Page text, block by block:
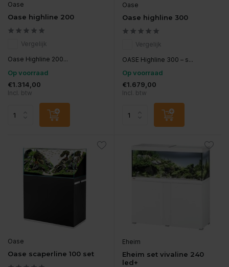
Oase
Oase highline 200
Vergelijk
Oase Highline 200...
Op voorraad
€1.314,00
Incl. btw
Oase
Oase highline 300
Vergelijk
OASE Highline 300 – s...
Op voorraad
€1.679,00
Incl. btw
Oase
Oase scaperline 100 set
Eheim
Eheim set vivaline 240
led+